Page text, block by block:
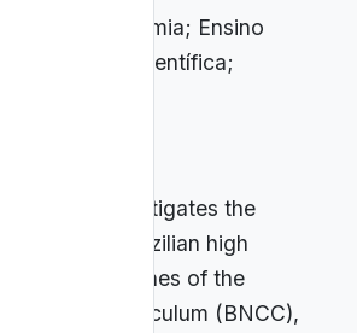
Astronomia; Ensino
Divulgação Científica;
study investigates the
in Brazilian high
of the guidelines of the
Core Curriculum (BNCC),